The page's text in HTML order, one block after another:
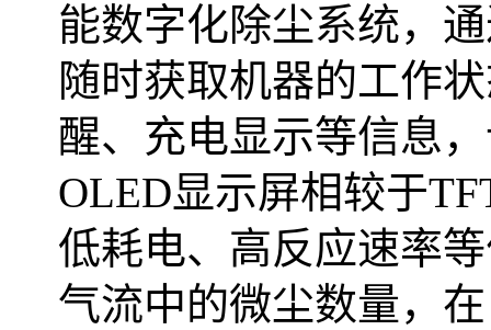
能数字化除尘系统，
随时获取机器的工作
醒、充电显示等信息
OLED显示屏相较于
低耗电、高反应速率
气流中的微尘数量，